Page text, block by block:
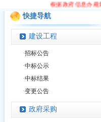
根据政府信息办规划要求，从
快捷导航
建设工程
·招标公告
·中标公示
·中标结果
·变更公告
政府采购